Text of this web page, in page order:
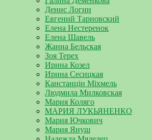
Денис Логин
Евгений Тарновский
Елена Нестеренок
Елена Шавель
Жанна Бельская
Зоя Терех
Ирина Козел
Ирина Сесицкая
Канстанцін Міхмель
Людмила Милковская
Мария Коляго
МАРИЯ ЛУКЬЯНЕНКО
Мария Ючкович
Мария Януш